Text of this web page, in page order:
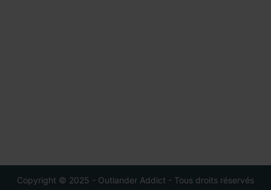
Copyright © 2025 - Outlander Addict - Tous droits réservés